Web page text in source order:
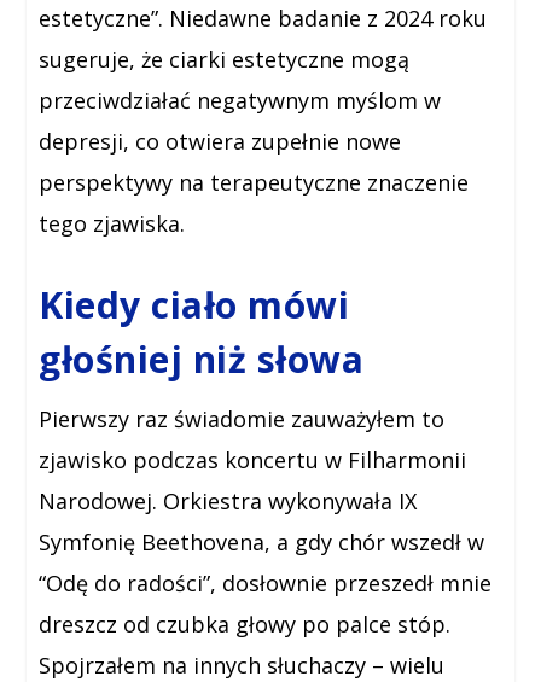
estetyczne”. Niedawne badanie z 2024 roku
sugeruje, że ciarki estetyczne mogą
przeciwdziałać negatywnym myślom w
depresji, co otwiera zupełnie nowe
perspektywy na terapeutyczne znaczenie
tego zjawiska.
Kiedy ciało mówi
głośniej niż słowa
Pierwszy raz świadomie zauważyłem to
zjawisko podczas koncertu w Filharmonii
Narodowej. Orkiestra wykonywała IX
Symfonię Beethovena, a gdy chór wszedł w
“Odę do radości”, dosłownie przeszedł mnie
dreszcz od czubka głowy po palce stóp.
Spojrzałem na innych słuchaczy – wielu